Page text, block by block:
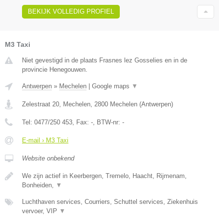
BEKIJK VOLLEDIG PROFIEL
M3 Taxi
Niet gevestigd in de plaats Frasnes lez Gosselies en in de
provincie Henegouwen.
Antwerpen » Mechelen | Google maps ▼
Zelestraat 20, Mechelen 2800 Mechelen (Antwerpen)
Tel: 0477/250 453 , Fax: - , BTW-nr: -
E-mail › M3 Taxi
Website onbekend
We zijn actief in Keerbergen, Tremelo, Haacht, Rijmenam,
Bonheiden,
▼
Luchthaven services, Courriers, Schuttel services, Ziekenhuis
vervoer, VIP ▼